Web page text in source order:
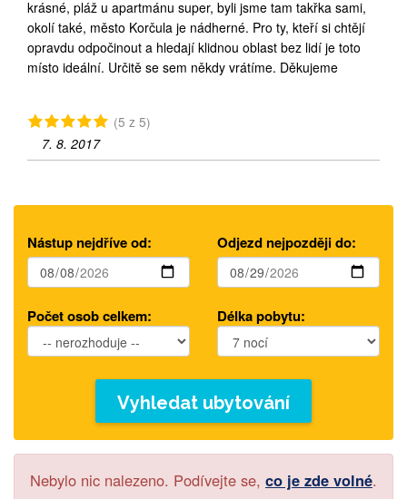
krásné, pláž u apartmánu super, byli jsme tam takřka sami,
okolí také, město Korčula je nádherné. Pro ty, kteří si chtějí
opravdu odpočinout a hledají klidnou oblast bez lidí je toto
místo ideální. Určitě se sem někdy vrátíme. Děkujeme
(5 z 5)
7. 8. 2017
Nástup nejdříve od: Odjezd nejpozději do:
Počet osob celkem: Délka pobytu:
Vyhledat ubytování
Nebylo nic nalezeno. Podívejte se, co je zde volné.